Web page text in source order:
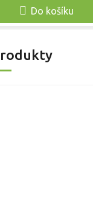
Do košíku
až karmínově růžové,
Listy raší